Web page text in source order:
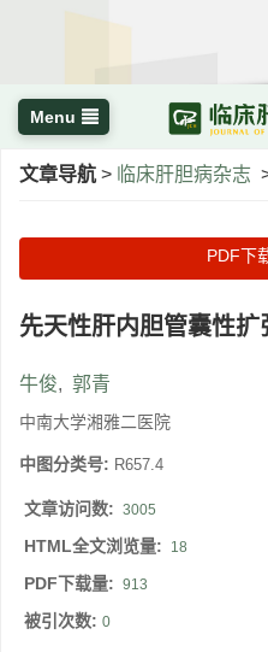
Menu
文章导航 > 临床肝胆病杂志
PDF下
先天性肝内胆管囊性扩
牛俊, 郭青
中南大学湘雅二医院
中图分类号: R657.4
文章访问数: 3005
HTML全文浏览量: 18
PDF下载量: 913
被引次数: 0